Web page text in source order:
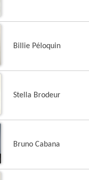
Billie Péloquin
Stella Brodeur
Bruno Cabana